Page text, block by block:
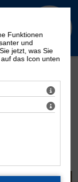
Zeitstrahl
Kontakt
Funktionen
und
jetzt, was Sie
das Icon unten